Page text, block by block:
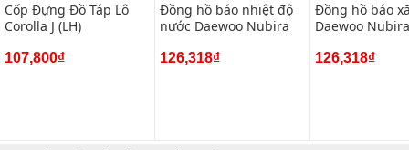
Cốp Đựng Đồ Táp Lô
Corolla J (LH)
107,800₫
Đồng hồ báo nhiệt độ
nước Daewoo Nubira
126,318₫
Đồng hồ báo
Daewoo Nubira
126,318₫